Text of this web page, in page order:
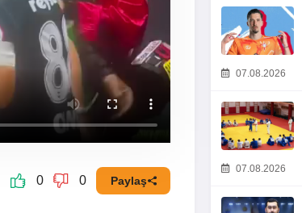
0 0 Paylaş
07.08.2026
07.08.2026